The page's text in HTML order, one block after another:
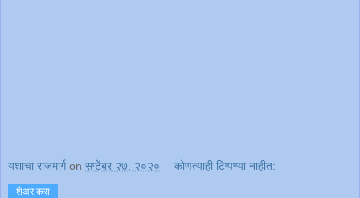
यशाचा राजमार्ग on सप्टेंबर २७, २०२० कोणत्याही टिप्पण्‍या नाहीत:
शेअर करा